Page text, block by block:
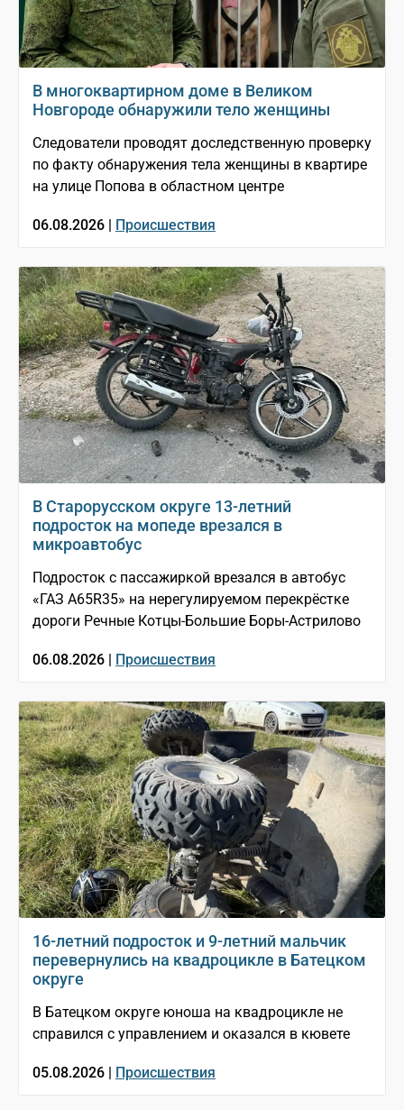
В многоквартирном доме в Великом
Новгороде обнаружили тело женщины
Следователи проводят доследственную проверку
по факту обнаружения тела женщины в квартире
на улице Попова в областном центре
06.08.2026 | Происшествия
В Старорусском округе 13-летний
подросток на мопеде врезался в
микроавтобус
Подросток с пассажиркой врезался в автобус
«ГАЗ A65R35» на нерегулируемом перекрёстке
дороги Речные Котцы-Большие Боры-Астрилово
06.08.2026 | Происшествия
16-летний подросток и 9-летний мальчик
перевернулись на квадроцикле в Батецком
округе
В Батецком округе юноша на квадроцикле не
справился с управлением и оказался в кювете
05.08.2026 | Происшествия